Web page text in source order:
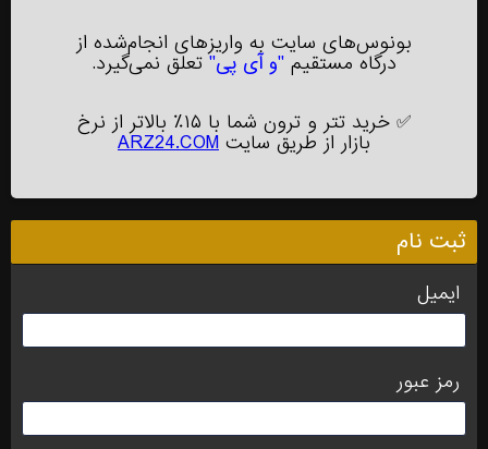
بونوس‌های سایت به واریزهای انجام‌شده از
درگاه مستقیم "و آی پی"تعلق نمی‌گیرد.
✅
خرید تتر و ترون شما با ۱۵٪ بالاتر از نرخ
بازار از طریق سایت ARZ24.COM
ثبت نام
ایمیل
رمز عبور